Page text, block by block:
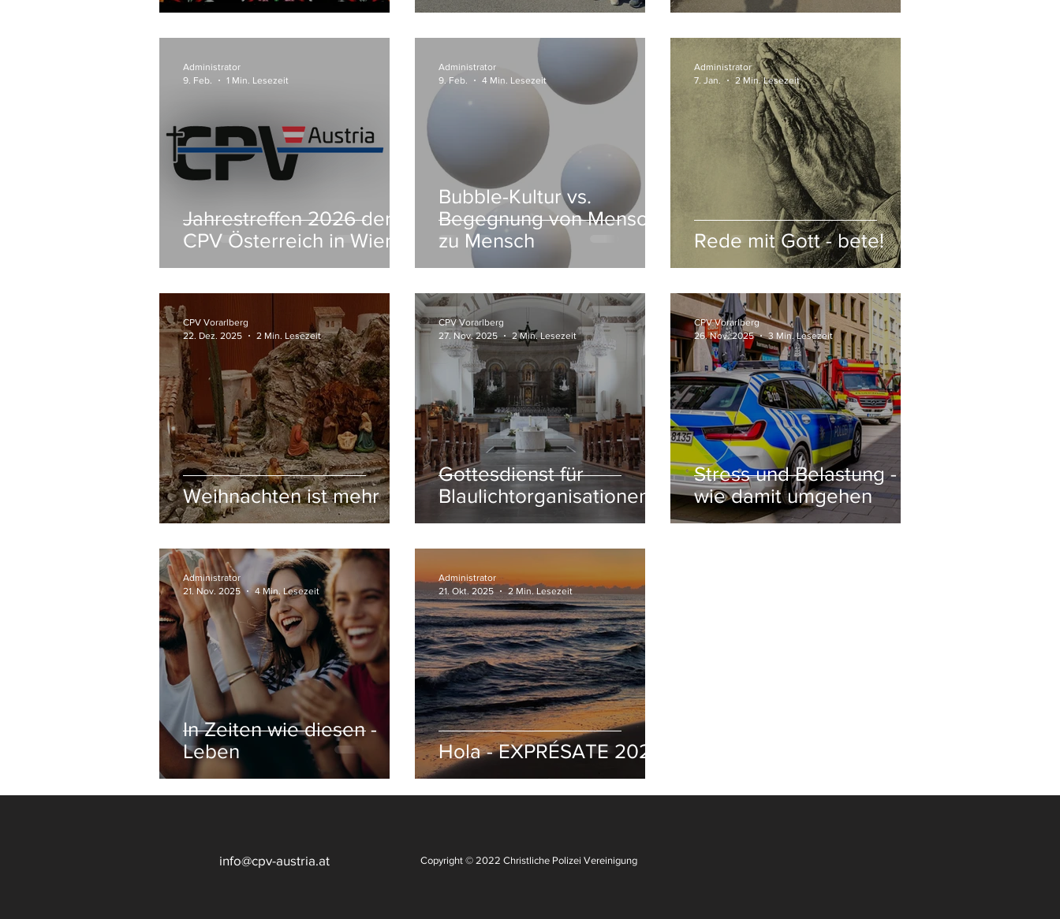
Jahrestreffen 2026 der
CPV Österreich in Wien
Administrator
9. Feb.
1 Min. Lesezeit
Bubble-Kultur vs.
Begegnung von Mensch
zu Mensch
Administrator
9. Feb.
4 Min. Lesezeit
Rede mit Gott - bete!
Administrator
7. Jan.
2 Min. Lesezeit
Weihnachten ist mehr
CPV Vorarlberg
22. Dez. 2025
2 Min. Lesezeit
Gottesdienst für
Blaulichtorganisationen
CPV Vorarlberg
27. Nov. 2025
2 Min. Lesezeit
Stress und Belastung -
wie damit umgehen
CPV Vorarlberg
26. Nov. 2025
3 Min. Lesezeit
In Zeiten wie diesen -
Leben
Administrator
21. Nov. 2025
4 Min. Lesezeit
Hola - EXPRÉSATE 2025
Administrator
21. Okt. 2025
2 Min. Lesezeit
info@cpv-austria.at Copyright © 2022 Christliche Polizei Vereinigung